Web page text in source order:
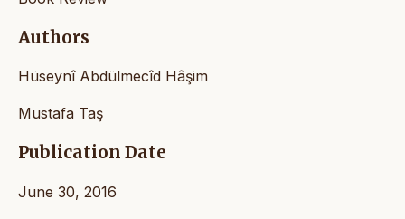
Authors
Hüseynî Abdülmecîd Hâşim
Mustafa Taş
Publication Date
June 30, 2016